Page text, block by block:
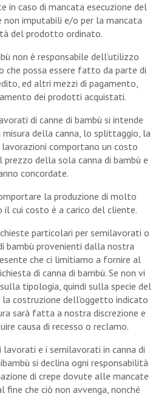
in caso di mancata esecuzione del
imputabili e/o per la mancata
del prodotto ordinato.
non è responsabile dell’utilizzo
possa essere fatto da parte di
ed altri mezzi di pagamento,
dei prodotti acquistati.
di canne di bambù si intende
della canna, lo splittaggio, la
comportano un costo
della sola canna di bambù e
concordate.
la produzione di molto
cui costo è a carico del cliente.
particolari per semilavorati o
bambù provenienti dalla nostra
che ci limitiamo a fornire al
di canna di bambù. Se non vi
tipologia, quindi sulla specie del
costruzione dell’oggetto indicato
sarà fatta a nostra discrezione e
causa di recesso o reclamo.
lavorati e i semilavorati in canna di
si declina ogni responsabilità
di crepe dovute alle mancate
fine che ciò non avvenga, nonché